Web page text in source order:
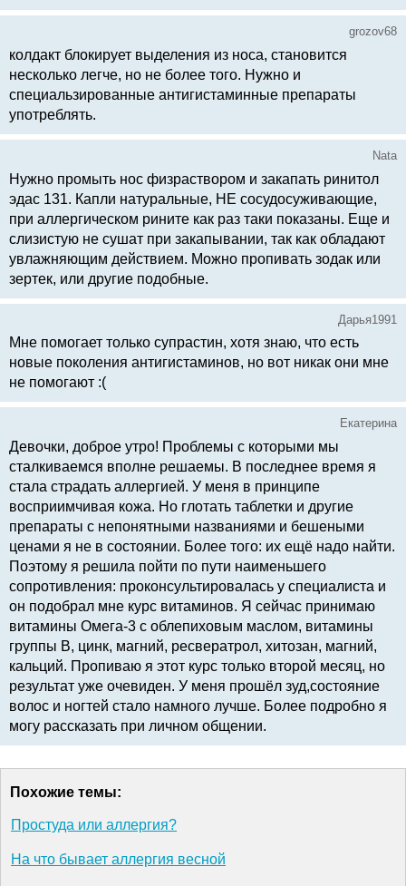
grozov68
колдакт блокирует выделения из носа, становится
несколько легче, но не более того. Нужно и
специальзированные антигистаминные препараты
употреблять.
Nata
Нужно промыть нос физраствором и закапать ринитол
эдас 131. Капли натуральные, НЕ сосудосуживающие,
при аллергическом рините как раз таки показаны. Еще и
слизистую не сушат при закапывании, так как обладают
увлажняющим действием. Можно пропивать зодак или
зертек, или другие подобные.
Дарья1991
Мне помогает только супрастин, хотя знаю, что есть
новые поколения антигистаминов, но вот никак они мне
не помогают :(
Екатерина
Девочки, доброе утро! Проблемы с которыми мы
сталкиваемся вполне решаемы. В последнее время я
стала страдать аллергией. У меня в принципе
восприимчивая кожа. Но глотать таблетки и другие
препараты с непонятными названиями и бешеными
ценами я не в состоянии. Более того: их ещё надо найти.
Поэтому я решила пойти по пути наименьшего
сопротивления: проконсультировалась у специалиста и
он подобрал мне курс витаминов. Я сейчас принимаю
витамины Омега-3 с облепиховым маслом, витамины
группы В, цинк, магний, ресвератрол, хитозан, магний,
кальций. Пропиваю я этот курс только второй месяц, но
результат уже очевиден. У меня прошёл зуд,состояние
волос и ногтей стало намного лучше. Более подробно я
могу рассказать при личном общении.
Похожие темы:
Простуда или аллергия?
На что бывает аллергия весной